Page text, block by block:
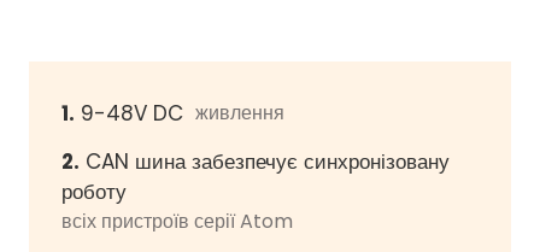
1. 9-48V DC живлення
2. CAN шина забезпечує синхронізовану
роботу
всіх пристроїв серії Atom